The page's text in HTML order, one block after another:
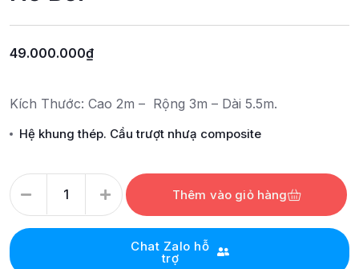
49.000.000₫
Kích Thước: Cao 2m – Rộng 3m – Dài 5.5m.
Hệ khung thép. Cầu trượt nhưạ composite
Thêm vào giỏ hàng
Chat Zalo hỗ
trợ